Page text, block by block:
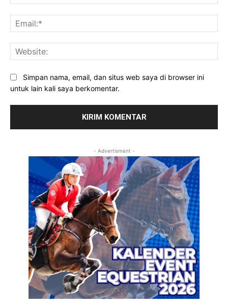
Simpan nama, email, dan situs web saya di browser ini
untuk lain kali saya berkomentar.
- Advertisment -